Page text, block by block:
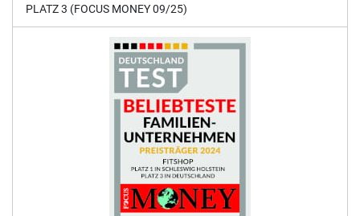
PLATZ 3 (FOCUS MONEY 09/25)